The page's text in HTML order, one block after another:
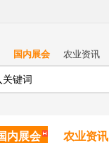
国内展会 农业资讯
内展会 农业资讯